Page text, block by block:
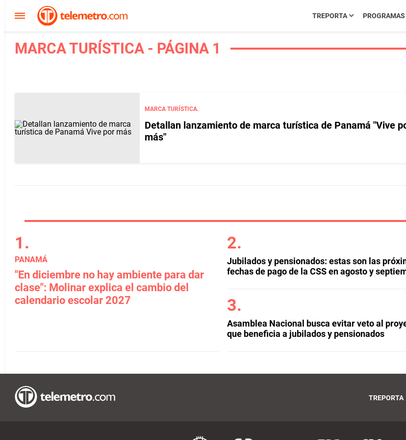
TREPORTA PROGRAMAS
MARCA TURÍSTICA - PÁGINA 1
MARCA TURÍSTICA.
Detallan lanzamiento de marca turística de Panamá "Vive
más"
PANAMÁ
"En diciembre no hay ambiente para dar
clase": Molinar explica el cambio del
calendario escolar 2027
Jubilados y pensionados: estas son las
fechas de pago de la CSS en agosto y
Asamblea Nacional busca evitar veto al
que beneficia a jubilados y pensionados
TREPORTA